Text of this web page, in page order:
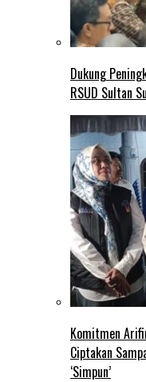
Dukung
RSUD Sultan
Komitmen
Ciptakan
‘Simpun’